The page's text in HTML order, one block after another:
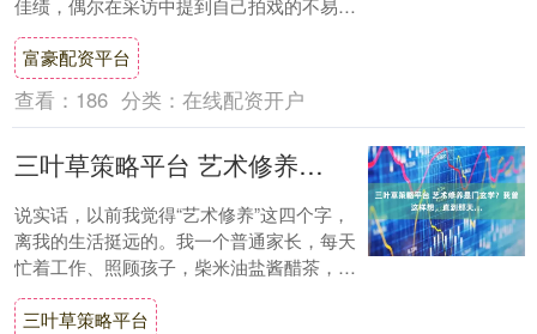
大家还能理解，毕竟这种事谁都能感同身
受。但接着，....
富豪配资平台
查看： 186 分类： 在线配资开户
三叶草策略平台 艺术修养是门玄学？我曾这样想，直到那天…
说实话，以前我觉得“艺术修养”这四个字，
离我的生活挺远的。我一个普通家长，每天
忙着工作、照顾孩子，柴米油盐酱醋茶，哪
有心思去琢磨那些高雅的东西？总觉得那是
艺术家....
三叶草策略平台